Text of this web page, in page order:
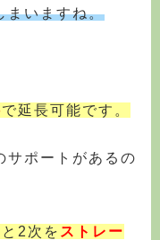
まいますね。
で延長可能です。
サポートがあるの
2次を ストレー